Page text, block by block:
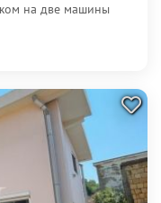
на две машины